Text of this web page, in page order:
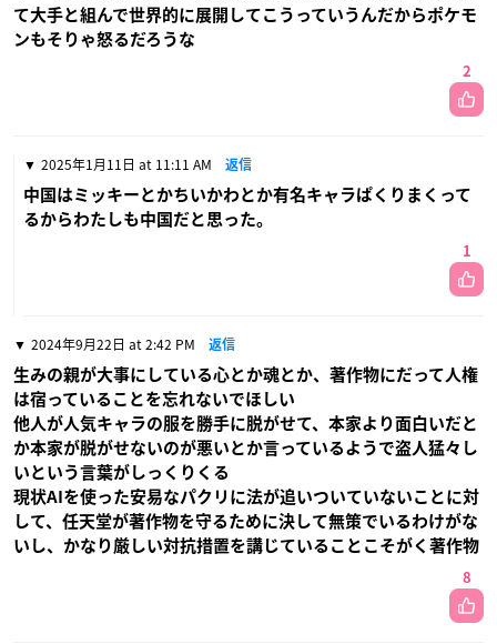
て大手と組んで世界的に展開してこうっていうんだからポケモ
ンもそりゃ怒るだろうな
2
2025年1月11日 at 11:11 AM 返信
中国はミッキーとかちいかわとか有名キャラぱくりまくって
るからわたしも中国だと思った。
1
2024年9月22日 at 2:42 PM 返信
生みの親が大事にしている心とか魂とか、著作物にだって人権
は宿っていることを忘れないでほしい
他人が人気キャラの服を勝手に脱がせて、本家より面白いだと
か本家が脱がせないのが悪いとか言っているようで盗人猛々し
いという言葉がしっくりくる
現状AIを使った安易なパクリに法が追いついていないことに対
して、任天堂が著作物を守るために決して無策でいるわけがな
いし、かなり厳しい対抗措置を講じていることこそがく著作物
8